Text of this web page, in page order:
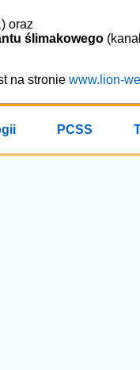
oraz
ślimakowego
na stronie www.lion-
PCSS